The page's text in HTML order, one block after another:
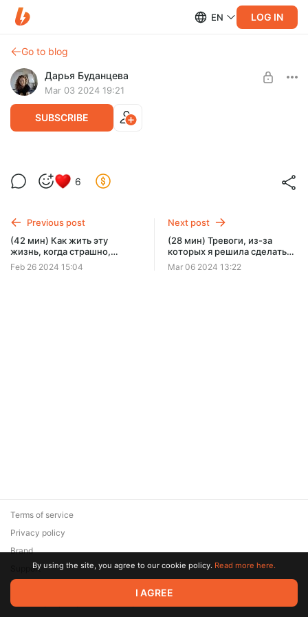
EN LOG IN
Go to blog
Дарья Буданцева
Mar 03 2024 19:21
SUBSCRIBE
(9 мин) Катя Тюхай рассказывает о том,
сколько стоит презентация «Девочки со
узнаю самые свежие впечатления и
эмоции Кати
А ещё: почему Катя не сделала закрытое мероприятие;
какая была программа и кто из именитых писателей
пришёл на презентацию к Кате + фото
SUBSCRIBE
6
Previous post
(42 мин) Как жить эту
жизнь, когда страшно,
горестно и больно. Делюсь
своим опытом и методом.
Feb 26 2024 15:04
Next post
(28 мин) Тревоги, из-за
которых я решила сделать
много-много таблиц и схем
по «Медиаторам». Нужны ли
Mar 06 2024 13:22
© 2026 Zaya Solutions Limited. All rights reserved. All trademarks
are the property of their respective owners.
Terms of service
Privacy policy
Brand
SupportBy using the site, you agree to our cookie policy. Read more here.
I AGREE